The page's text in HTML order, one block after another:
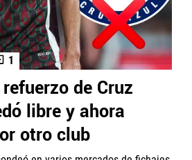
1
de Cruz
libre y ahora
otro club